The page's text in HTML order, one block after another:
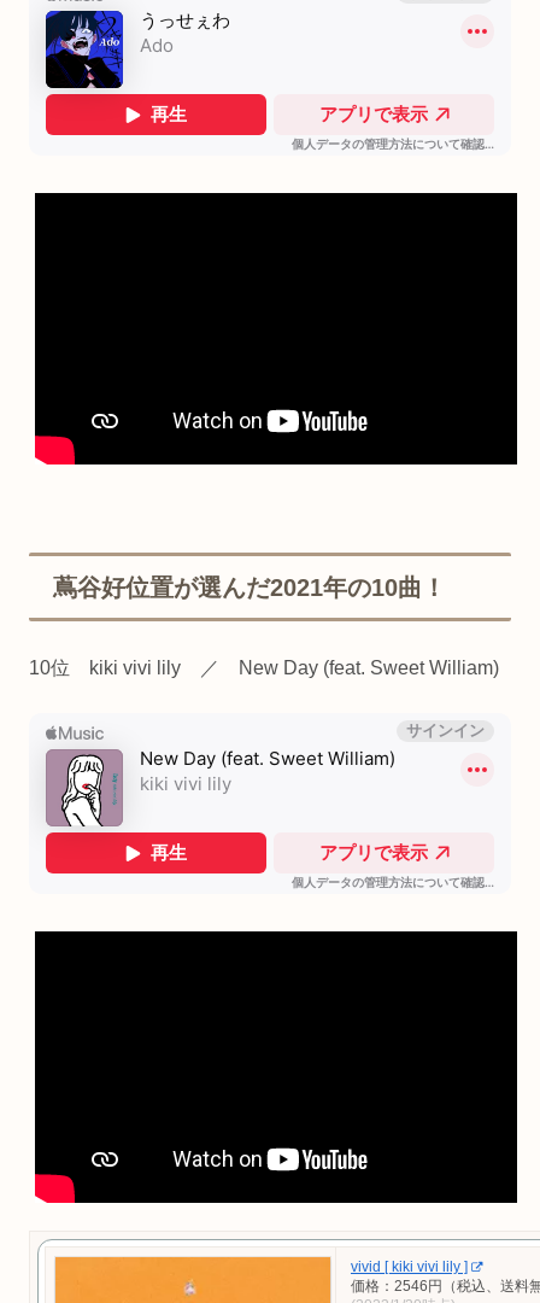
蔦谷好位置が選んだ2021年の10曲！
10位 kiki vivi lily ／ New Day (feat. Sweet William)
vivid [ kiki vivi lily ]
価格：2546円（税込、送料